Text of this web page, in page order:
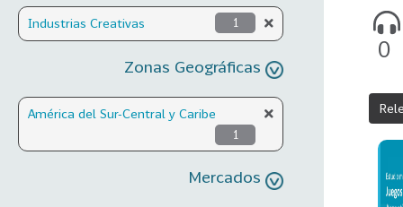
Industrias Creativas 1
Zonas Geográficas
América del Sur-Central y Caribe
1
Mercados
0